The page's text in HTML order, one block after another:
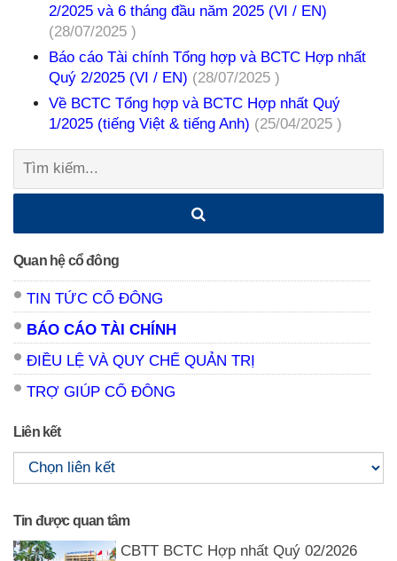
2/2025 và 6 tháng đầu năm 2025 (VI / EN)
(28/07/2025 )
Báo cáo Tài chính Tổng hợp và BCTC Hợp nhất
Quý 2/2025 (VI / EN) (28/07/2025 )
Về BCTC Tổng hợp và BCTC Hợp nhất Quý
1/2025 (tiếng Việt & tiếng Anh) (25/04/2025 )
Tìm
Quan hệ cổ đông
TIN TỨC CỔ ĐÔNG
BÁO CÁO TÀI CHÍNH
ĐIỀU LỆ VÀ QUY CHẾ QUẢN TRỊ
TRỢ GIÚP CỔ ĐÔNG
Liên kết
Tin được quan tâm
CBTT BCTC Hợp nhất Quý 02/2026